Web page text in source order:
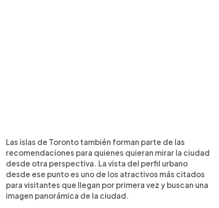
Las islas de Toronto también forman parte de las
recomendaciones para quienes quieran mirar la ciudad
desde otra perspectiva. La vista del perfil urbano
desde ese punto es uno de los atractivos más citados
para visitantes que llegan por primera vez y buscan una
imagen panorámica de la ciudad.